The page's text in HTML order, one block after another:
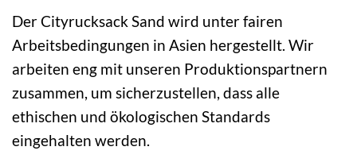
Der Cityrucksack Sand wird unter fairen
Arbeitsbedingungen in Asien hergestellt. Wir
arbeiten eng mit unseren Produktionspartnern
zusammen, um sicherzustellen, dass alle
ethischen und ökologischen Standards
eingehalten werden.